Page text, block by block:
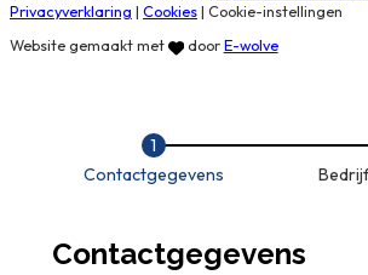
Privacyverklaring | Cookies| Cookie-instellingen
Website gemaakt met
doorE-wolve
Contactgegevens
Contactgegevens